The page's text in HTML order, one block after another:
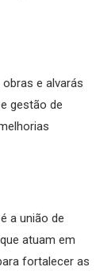
e alvarás
gestão de
a união de
atuam em
fortalecer as